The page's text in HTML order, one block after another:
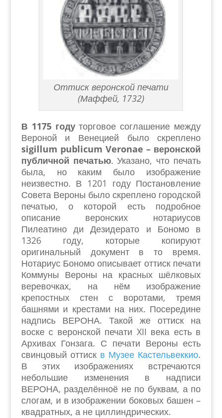
Оттиск веронской печати
(Маффей, 1732)
В 1175 годуторговое соглашение между
Вероной и Венецией было скреплено
sigillum publicum Veronae – веронской
публичной печатью. Указано, что печать
была, но каким было изображение
неизвестно. В 1201 году Постановление
Совета Вероны было скреплено городской
печатью, о которой есть подробное
описание веронских нотариусов
Пилеатино ди Дезидерато и Бономо в
1326 году, которые копируют
оригинальный документ в то время.
Нотариус Бономо описывает оттиск печати
Коммуны Вероны на красных шёлковых
веревочках, на нём изображение
крепостных стен с воротами, тремя
башнями и крестами на них. Посередине
надпись ВЕРОНА. Такой же оттиск на
воске с веронской печати XII века есть в
Архивах Гонзага. С печати Вероны есть
свинцовый оттиск в Музее Кастельвеккио.
В этих изображениях встречаются
небольшие изменения в надписи
ВЕРОНА, разделённоё не по буквам, а по
слогам, и в изображении боковых башен –
квадратных, а не циллиндрических.